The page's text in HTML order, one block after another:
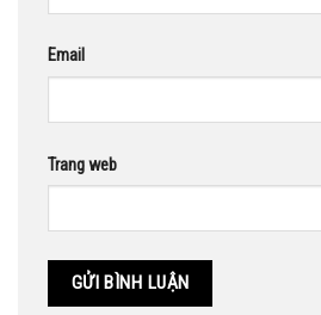
Email
Trang web